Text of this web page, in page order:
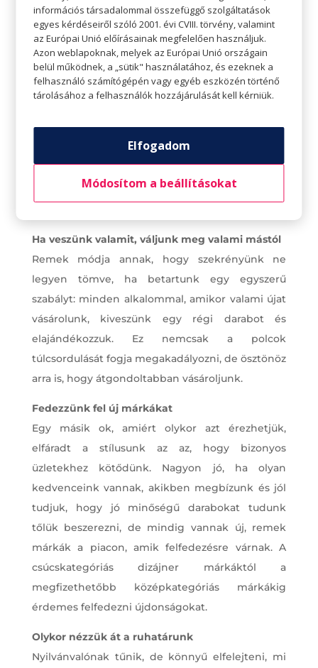
szekrényünkbe, így a legjobb, ha eltűnik.
Ha veszünk valamit, váljunk meg valami mástól
Remek módja annak, hogy szekrényünk ne
legyen tömve, ha betartunk egy egyszerű
szabályt: minden alkalommal, amikor valami újat
vásárolunk, kiveszünk egy régi darabot és
elajándékozzuk. Ez nemcsak a polcok
túlcsordulását fogja megakadályozni, de ösztönöz
arra is, hogy átgondoltabban vásároljunk.
Fedezzünk fel új márkákat
Egy másik ok, amiért olykor azt érezhetjük,
elfáradt a stílusunk az az, hogy bizonyos
üzletekhez kötődünk. Nagyon jó, ha olyan
kedvenceink vannak, akikben megbízunk és jól
tudjuk, hogy jó minőségű darabokat tudunk
tőlük beszerezni, de mindig vannak új, remek
márkák a piacon, amik felfedezésre várnak. A
csúcskategóriás dizájner márkáktól a
megfizethetőbb középkategóriás márkákig
érdemes felfedezni újdonságokat.
Olykor nézzük át a ruhatárunk
Nyilvánvalónak tűnik, de könnyű elfelejteni, mi
információs társadalommal összefüggő szolgáltatások
egyes kérdéseiről szóló 2001. évi CVIII. törvény, valamint
az Európai Unió előírásainak megfelelően használjuk.
Azon weblapoknak, melyek az Európai Unió országain
belül működnek, a „sütik" használatához, és ezeknek a
felhasználó számítógépén vagy egyéb eszközén történő
tárolásához a felhasználók hozzájárulását kell kérniük.
Elfogadom
Módosítom a beállításokat